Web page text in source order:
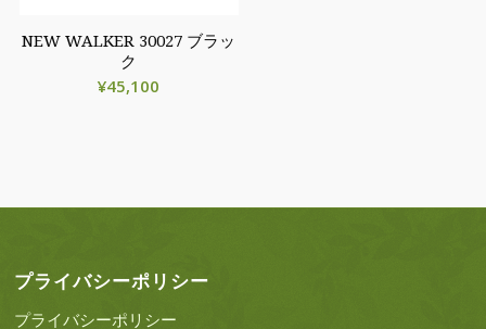
NEW WALKER 30027 ブラッ
ク
¥45,100
プライバシーポリシー
プライバシーポリシー